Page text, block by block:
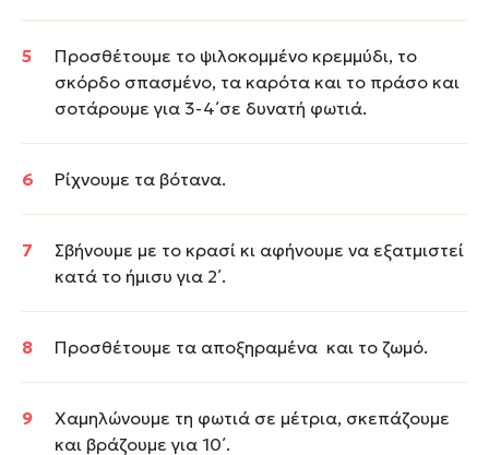
Προσθέτουμε το ψιλοκομμένο κρεμμύδι, το
σκόρδο σπασμένο, τα καρότα και το πράσο και
σοτάρουμε για 3-4΄σε δυνατή φωτιά.
Ρίχνουμε τα βότανα.
Σβήνουμε με το κρασί κι αφήνουμε να εξατμιστεί
κατά το ήμισυ για 2΄.
Προσθέτουμε τα αποξηραμένα και το ζωμό.
Χαμηλώνουμε τη φωτιά σε μέτρια, σκεπάζουμε
και βράζουμε για 10΄.